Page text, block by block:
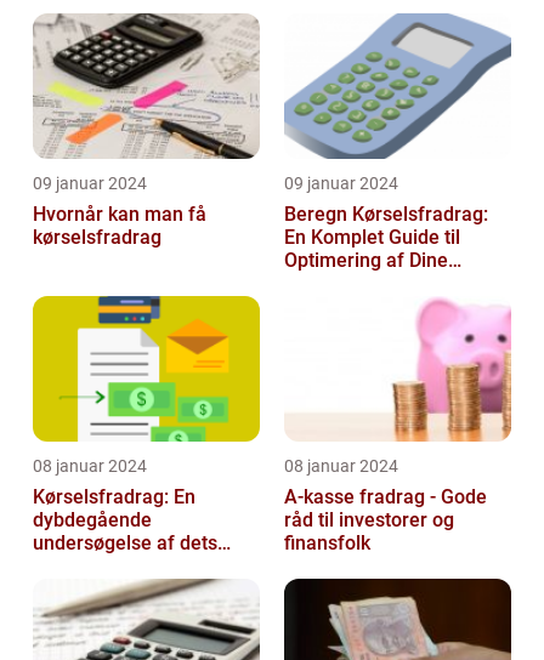
Historien Bag Det
09 januar 2024
Hvornår kan man få
kørselsfradrag
09 januar 2024
Beregn Kørselsfradrag:
En Komplet Guide til
Optimering af Dine
08 januar 2024
Kørselsfradrag: En
dybdegående
undersøgelse af dets
08 januar 2024
A-kasse fradrag - Gode
råd til investorer og
finansfolk